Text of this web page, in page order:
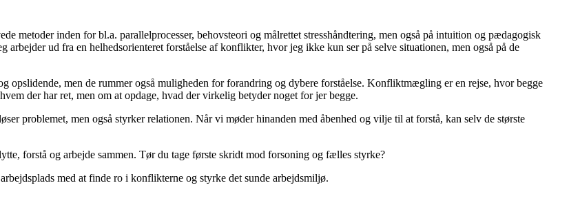
metoder inden for bl.a. parallelprocesser, behovsteori og målrettet stresshåndtering, men også på intuition og pædagogisk
arbejder ud fra en helhedsorienteret forståelse af konflikter, hvor jeg ikke kun ser på selve situationen, men også på de
opslidende, men de rummer også muligheden for forandring og dybere forståelse. Konfliktmægling er en rejse, hvor begge
der har ret, men om at opdage, hvad der virkelig betyder noget for jer begge.
problemet, men også styrker relationen. Når vi møder hinanden med åbenhed og vilje til at forstå, kan selv de største
forstå og arbejde sammen. Tør du tage første skridt mod forsoning og fælles styrke?
med at finde ro i konflikterne og styrke det sunde arbejdsmiljø.